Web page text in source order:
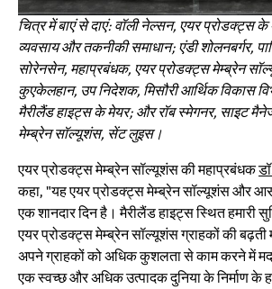
चित्र में बाएं से दाएं: वॉली नेल्सन, एयर प्रोडक्ट्स
व्यवसाय और तकनीकी समाधान; एंडी शोलनबर्गर,
सोरेनसेन, महाप्रबंधक, एयर प्रोडक्ट्स मेम्ब्रेन
कुएकेलहान, उप निदेशक, मिसौरी आर्थिक विकास
मैरीलैंड हाइट्स के मेयर; और रॉब स्मेगनर, साइट
मेम्ब्रेन सॉल्यूशंस, सेंट लुइस।
एयर प्रोडक्ट्स मेम्ब्रेन सॉल्यूशंस की महाप्रबंधक
कहा, "यह एयर प्रोडक्ट्स मेम्ब्रेन सॉल्यूशंस और
एक शानदार दिन है। मैरीलैंड हाइट्स स्थित हमारी
एयर प्रोडक्ट्स मेम्ब्रेन सॉल्यूशंस ग्राहकों की
अपने ग्राहकों को अधिक कुशलता से काम करने में
एक स्वच्छ और अधिक उत्पादक दुनिया के निर्माण के